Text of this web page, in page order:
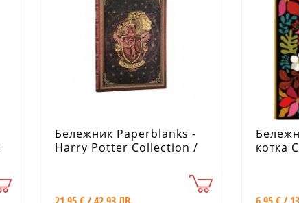
Бележник Paperblanks -
Harry Potter Collection /
котка